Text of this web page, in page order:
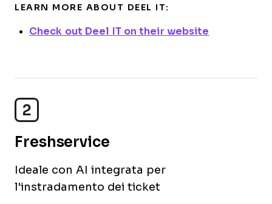
LEARN MORE ABOUT DEEL IT:
Check out Deel IT on their website
2
Freshservice
Ideale con AI integrata per
l'instradamento dei ticket